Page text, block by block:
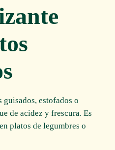
guisados, estofados o
de acidez y frescura. Es
platos de legumbres o